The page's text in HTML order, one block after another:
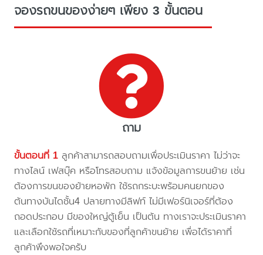
จองรถขนของง่ายๆ เพียง 3 ขั้นตอน
ถาม
ขั้นตอนที่ 1 ลูกค้าสามารถสอบถามเพื่อประเมินราคา ไม่ว่าจะ
ทางไลน์ เฟสบุ๊ค หรือโทรสอบถาม แจ้งข้อมูลการขนย้าย เช่น
ต้องการขนของย้ายหอพัก ใช้รถกระบะพร้อมคนยกของ
ต้นทางบันไดชั้น4 ปลายทางมีลิฟท์ ไม่มีเฟอร์นิเจอร์ที่ต้อง
ถอดประกอบ มีของใหญ่ตู้เย็น เป็นต้น ทางเราจะประเมินราคา
และเลือกใช้รถที่เหมาะกับของที่ลูกค้าขนย้าย เพื่อได้ราคาที่
ลูกค้าพึงพอใจครับ